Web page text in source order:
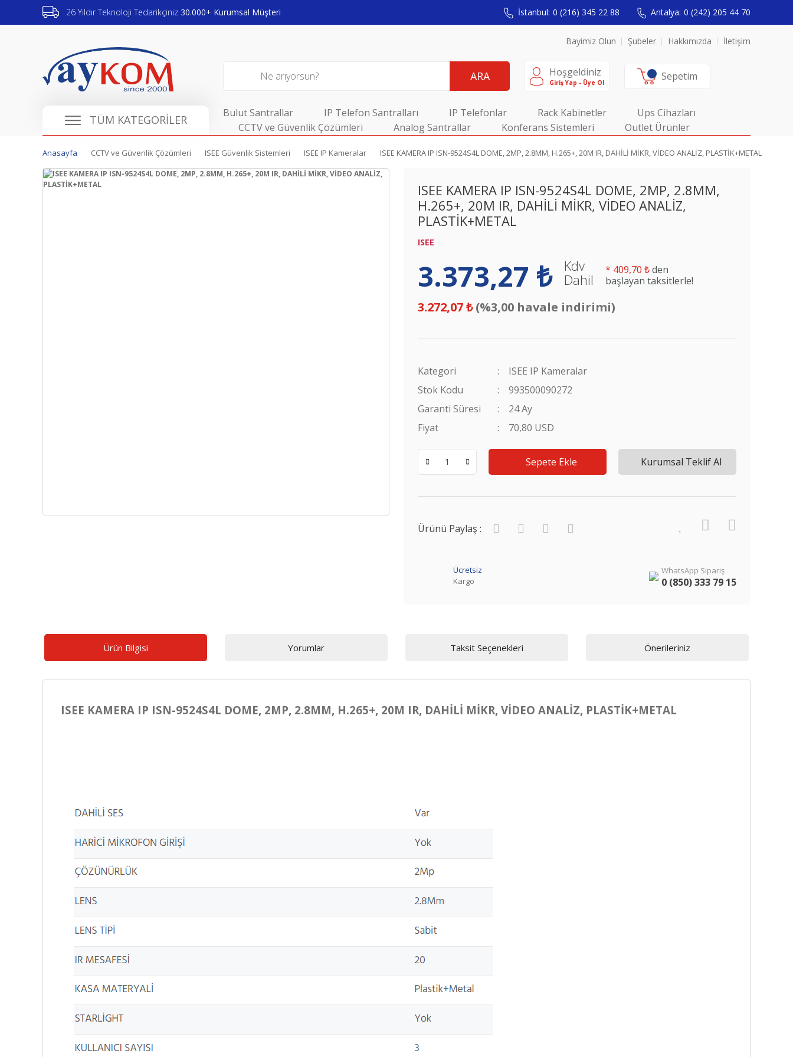
26 Yıldır Teknoloji Tedarikçiniz 30.000+ Kurumsal Müşteri İstanbul: 0 (216) 345 22 88 Antalya: 0 (242) 205 44 70
Bayimiz Olun Şubeler Hakkımızda İletişim
ARA Hoşgeldiniz
Giriş Yap - Üye Ol Sepetim
TÜM KATEGORİLER Bulut Santrallar IP Telefon Santralları IP Telefonlar Rack Kabinetler
Ups Cihazları
CCTV ve Güvenlik Çözümleri
Analog Santrallar Konferans Sistemleri Outlet Ürünler
Anasayfa CCTV ve Güvenlik Çözümleri ISEE Güvenlik Sistemleri ISEE IP Kameralar ISEE KAMERA IP ISN-9524S4L DOME, 2MP, 2.8MM, H.265+, 20M IR, DAHİLİ MİKR, VİDEO ANALİZ, PLASTİK+METAL
ISEE KAMERA IP ISN-9524S4L DOME, 2MP, 2.8MM,
H.265+, 20M IR, DAHİLİ MİKR, VİDEO ANALİZ,
PLASTİK+METAL
ISEE
3.373,27 ₺
Kdv
Dahil
* 409,70 ₺den
başlayan taksitlerle!
3.272,07 ₺(%3,00 havale indirimi)
Kategori
ISEE IP Kameralar
Stok Kodu
993500090272
Garanti Süresi
24 Ay
Fiyat
70,80 USD
Sepete Ekle Kurumsal Teklif Al
Ürünü Paylaş :
Ücretsiz
Kargo
WhatsApp Sipariş
0 (850) 333 79 15
Ürün Bilgisi Yorumlar Taksit Seçenekleri Önerileriniz
ISEE KAMERA IP ISN-9524S4L DOME, 2MP, 2.8MM, H.265+, 20M IR, DAHİLİ MİKR, VİDEO ANALİZ, PLASTİK+METAL